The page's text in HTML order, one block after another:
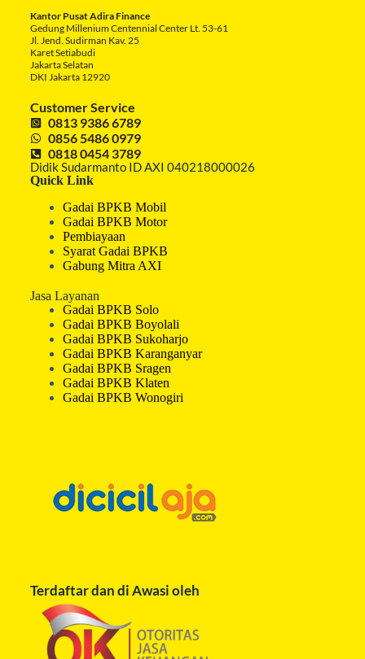
Kantor Pusat Adira Finance
Gedung Millenium Centennial Center Lt. 53-61
Jl. Jend. Sudirman Kav. 25
Karet Setiabudi
Jakarta Selatan
DKI Jakarta 12920
Customer Service
0813 9386 6789
0856 5486 0979
0818 0454 3789
Didik Sudarmanto ID AXI 040218000026
Quick Link
Gadai BPKB Mobil
Gadai BPKB Motor
Pembiayaan
Syarat Gadai BPKB
Gabung Mitra AXI
Jasa Layanan
Gadai BPKB Solo
Gadai BPKB Boyolali
Gadai BPKB Sukoharjo
Gadai BPKB Karanganyar
Gadai BPKB Sragen
Gadai BPKB Klaten
Gadai BPKB Wonogiri
Terdaftar dan di Awasi oleh